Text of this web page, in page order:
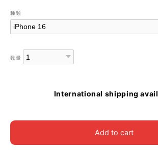
種類
数量
International shipping
Add to cart